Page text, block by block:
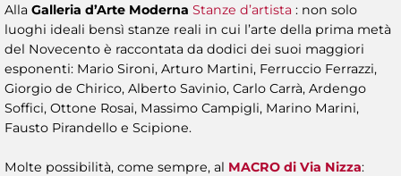
Alla Galleria d’Arte Moderna Stanze d’artista : non solo
luoghi ideali bensì stanze reali in cui l’arte della prima metà
del Novecento è raccontata da dodici dei suoi maggiori
esponenti: Mario Sironi, Arturo Martini, Ferruccio Ferrazzi,
Giorgio de Chirico, Alberto Savinio, Carlo Carrà, Ardengo
Soffici, Ottone Rosai, Massimo Campigli, Marino Marini,
Fausto Pirandello e Scipione.
Molte possibilità, come sempre, al MACRO di Via Nizza: